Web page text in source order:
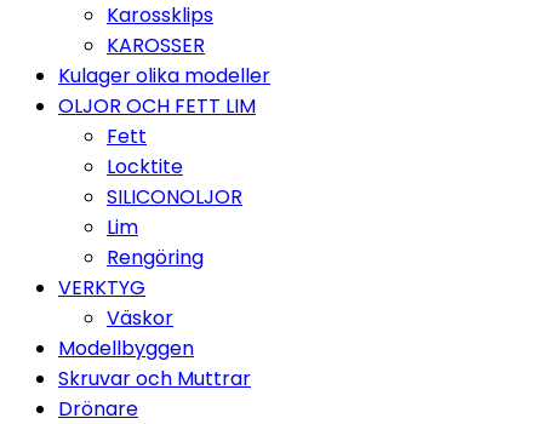
Karossklips
KAROSSER
Kulager olika modeller
OLJOR OCH FETT LIM
Fett
Locktite
SILICONOLJOR
Lim
Rengöring
VERKTYG
Väskor
Modellbyggen
Skruvar och Muttrar
Drönare